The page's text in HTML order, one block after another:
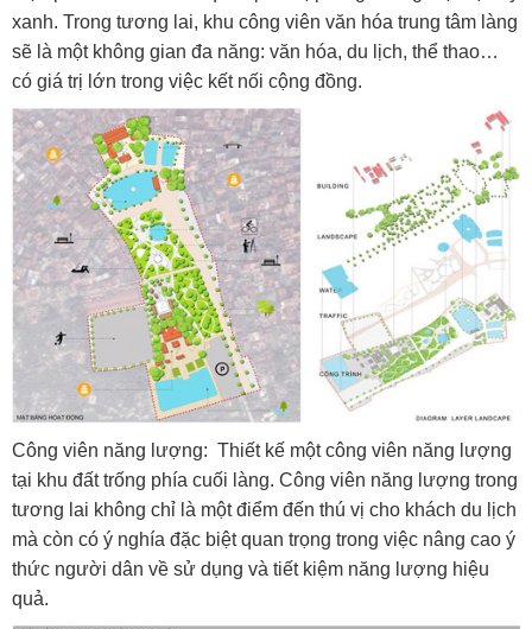
xanh. Trong tương lai, khu công viên văn hóa trung tâm làng
sẽ là một không gian đa năng: văn hóa, du lịch, thể thao…
có giá trị lớn trong việc kết nối cộng đồng.
Công viên năng lượng: Thiết kế một công viên năng lượng
tại khu đất trống phía cuối làng. Công viên năng lượng trong
tương lai không chỉ là một điểm đến thú vị cho khách du lịch
mà còn có ý nghía đặc biệt quan trọng trong việc nâng cao ý
thức người dân về sử dụng và tiết kiệm năng lượng hiệu
quả.